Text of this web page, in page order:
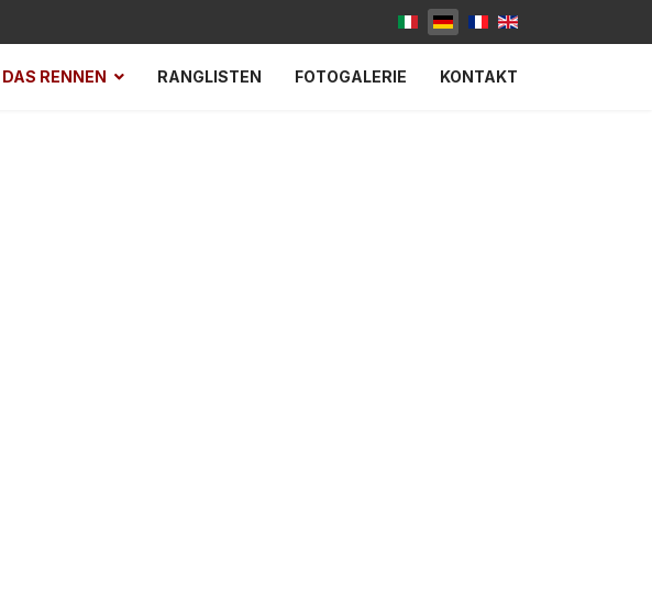
DAS RENNEN RANGLISTEN FOTOGALERIE KONTAKT